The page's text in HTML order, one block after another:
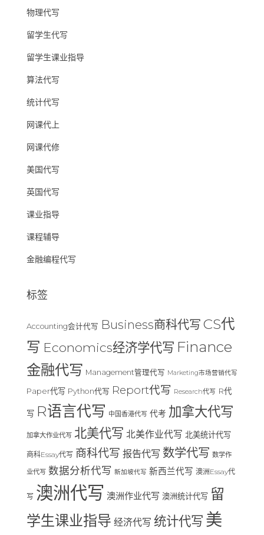
物理代写
留学生代写
留学生课业指导
算法代写
统计代写
网课代上
网课代修
美国代写
英国代写
课业指导
课程辅导
金融编程代写
标签
Accounting会计代写 Business商科代写 CS代
写 Economics经济学代写 Finance
金融代写 Management管理代写 Marketing市场营销代写
Paper代写 Python代写 Report代写 Research代写 R代
写 R语言代写 中国香港代写 代考 加拿大代写
加拿大作业代写 北美代写 北美作业代写 北美统计代写
商科Essay代写 商科代写 报告代写 数学代写 数学作
业代写 数据分析代写 新加坡代写 新西兰代写 澳洲Essay代
写 澳洲代写 澳洲作业代写 澳洲统计代写 留
学生课业指导 经济代写 统计代写 美